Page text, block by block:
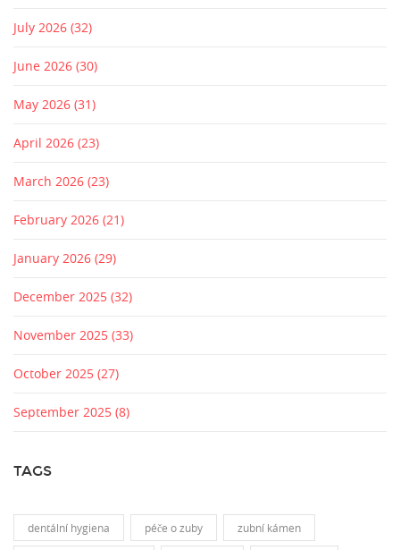
July 2026 (32)
June 2026 (30)
May 2026 (31)
April 2026 (23)
March 2026 (23)
February 2026 (21)
January 2026 (29)
December 2025 (32)
November 2025 (33)
October 2025 (27)
September 2025 (8)
TAGS
dentální hygiena péče o zuby zubní kámen